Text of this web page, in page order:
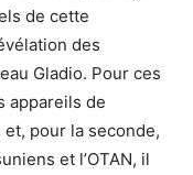
de cette
des
Gladio. Pour ces
appareils de
pour la seconde,
et l’OTAN, il